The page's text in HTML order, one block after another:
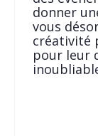
donner
vous
créativité
pour leur